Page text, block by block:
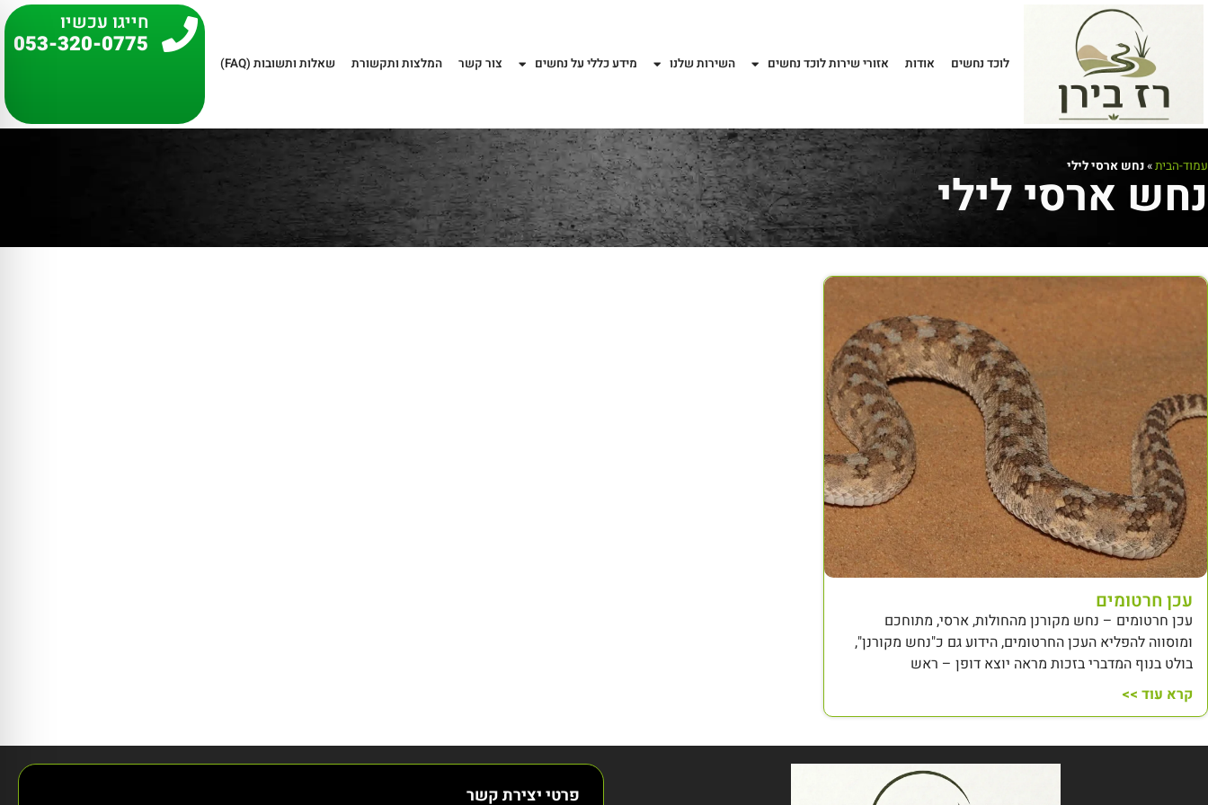
לוכד נחשים אודות אזורי שירות לוכד נחשים השירות שלנו מידע כללי על נחשים צור קשר המלצות ותקשורת שאלות ותשובות (FAQ)
חייגו עכשיו
053-320-0775
עמוד-הבית»נחש ארסי לילי
נחש ארסי לילי
עכן חרטומים
עכן חרטומים – נחש מקורנן מהחולות, ארסי, מתוחכם
ומוסווה להפליא העכן החרטומים, הידוע גם כ"נחש מקורנן",
בולט בנוף המדברי בזכות מראה יוצא דופן – ראש
קרא עוד >>
פרטי יצירת קשר